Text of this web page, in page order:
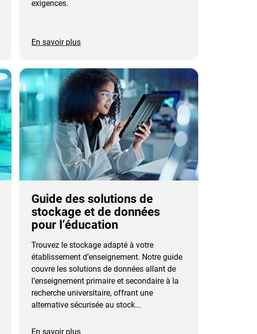
exigences.
En savoir plus
Guide des solutions de
stockage et de données
pour l’éducation
Trouvez le stockage adapté à votre
établissement d’enseignement. Notre guide
couvre les solutions de données allant de
l’enseignement primaire et secondaire à la
recherche universitaire, offrant une
alternative sécurisée au stock...
En savoir plus